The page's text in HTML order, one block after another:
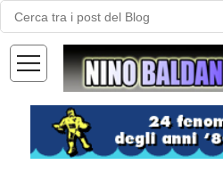
—
—
—